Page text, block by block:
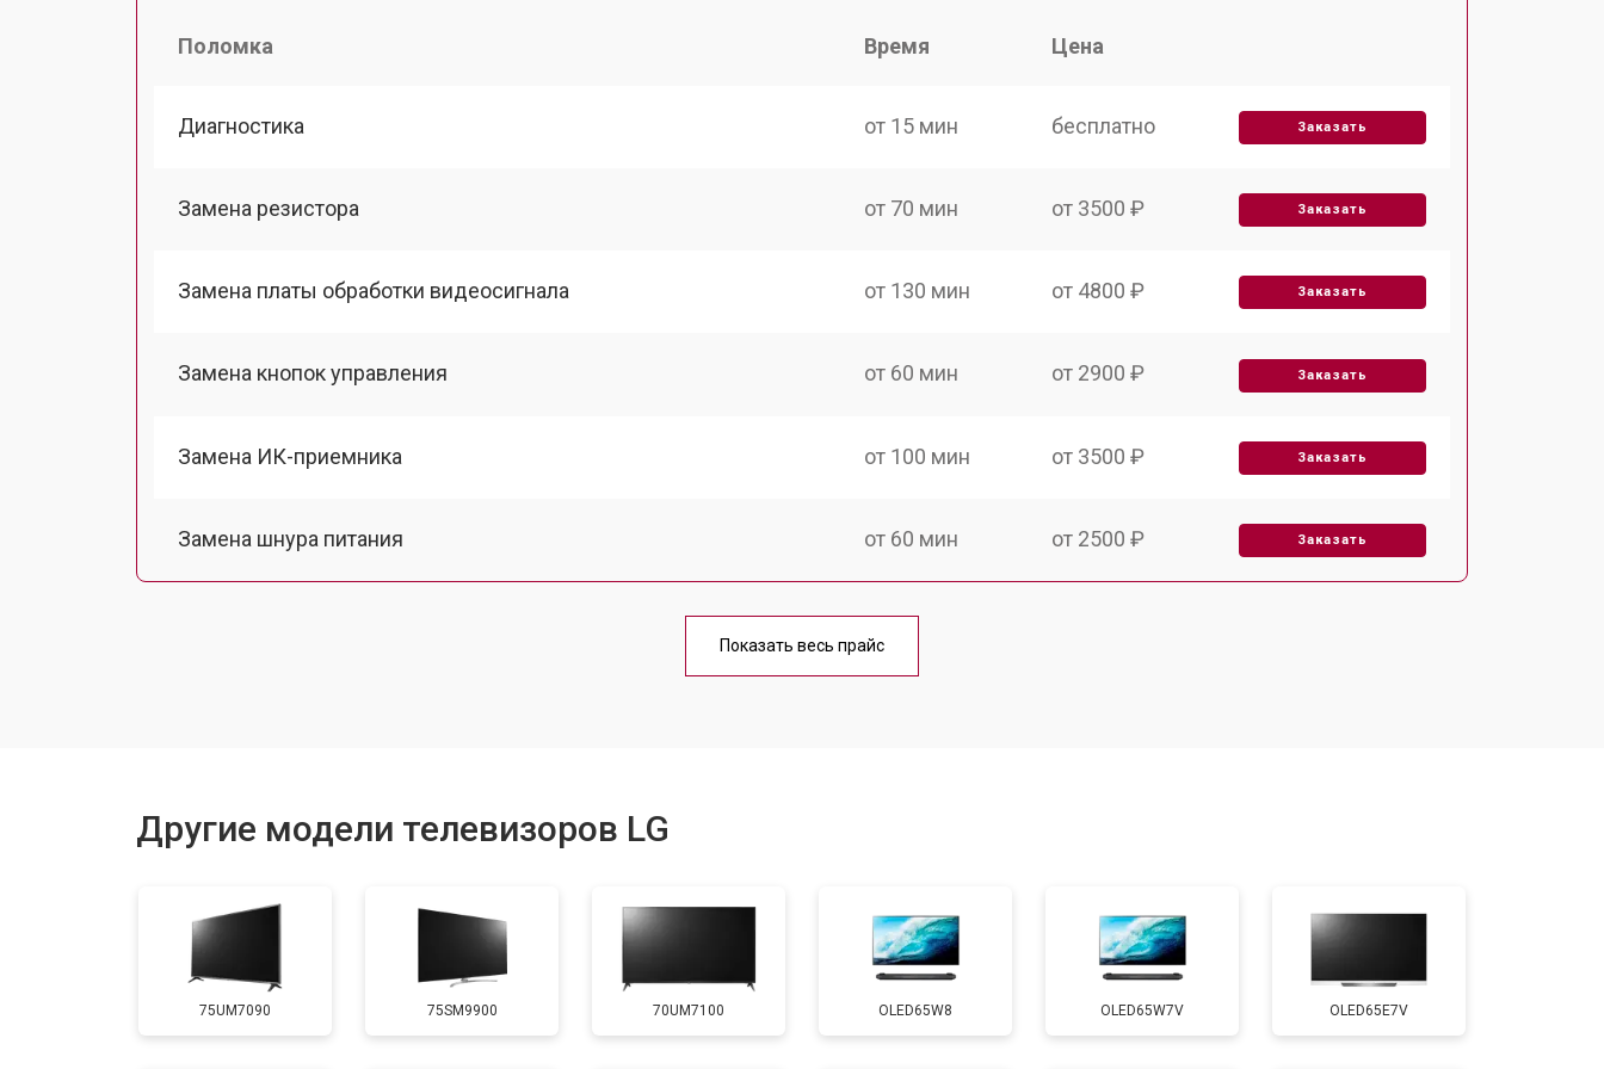
Поломка Время Цена
Диагностика от 15 мин бесплатно Заказать
Замена резистора от 70 мин от 3500 ₽ Заказать
Замена платы обработки видеосигнала от 130 мин от 4800 ₽ Заказать
Замена кнопок управления от 60 мин от 2900 ₽ Заказать
Замена ИК-приемника от 100 мин от 3500 ₽ Заказать
Замена шнура питания от 60 мин от 2500 ₽ Заказать
от 90 мин
Замена HDMI порта от 80 мин от 2600 ₽
Замена модуля Wi-Fi от 70 мин от 3500 ₽ Заказать
Показать весь прайс
Другие модели телевизоров LG
75UM7090 75SM9900 70UM7100 OLED65W8 OLED65W7V OLED65E7V